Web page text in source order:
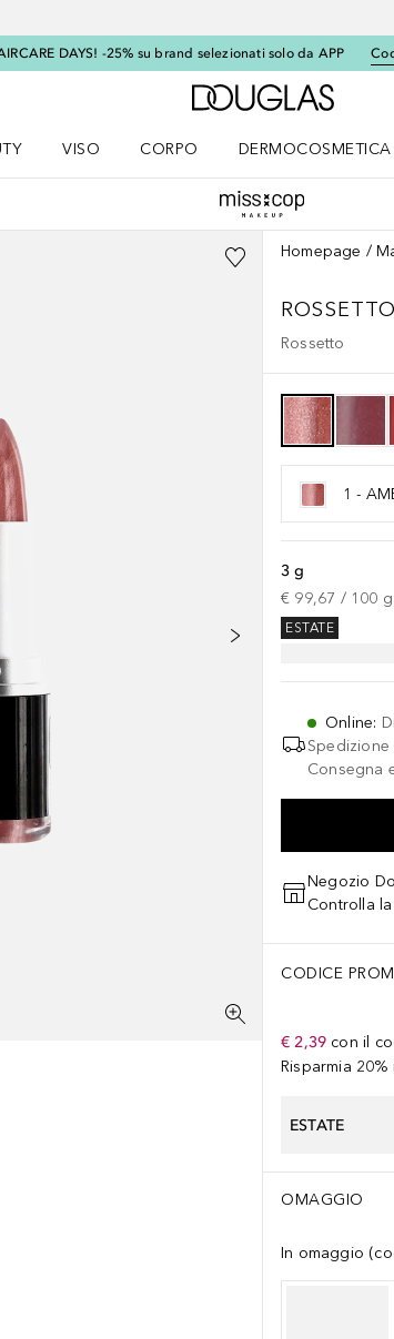
DAYS! -25% su brand selezionati solo da APP
A
VISO
CORPO
DERMOCOSMETICA
Homepage
ROSSETTO
Rossetto
1 -
3 g
€ 99,67 / 100 g
ESTATE
Online:
Consegna
Negozio
Controlla
CODICE
€ 2,39 con il
Risparmia
ESTATE
OMAGGIO
In omaggio